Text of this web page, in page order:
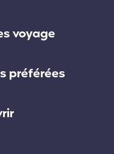
voyage
durée
préférées
Australie